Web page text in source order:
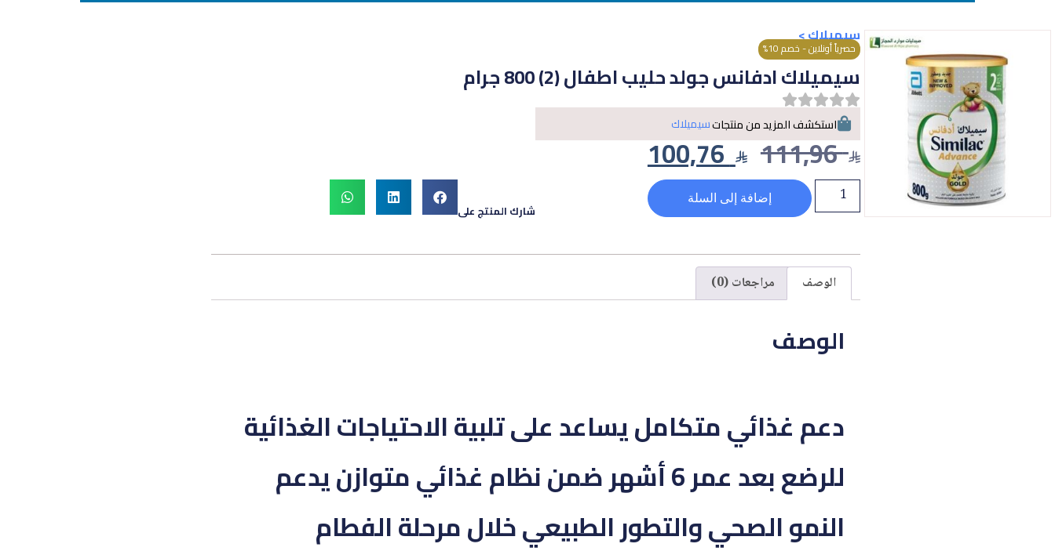
سيميلاك>
حصرياً أونلاين - خصم 10%
سيميلاك ادفانس جولد حليب اطفال (2) 800 جرام
استكشف المزيد من منتجاتسيميلاك
111,96
100,76
إضافة إلى السلة
شارك المنتج على
الوصف مراجعات (0)
الوصف
دعم غذائي متكامل يساعد على تلبية الاحتياجات الغذائية
للرضع بعد عمر 6 أشهر ضمن نظام غذائي متوازن يدعم
النمو الصحي والتطور الطبيعي خلال مرحلة الفطام